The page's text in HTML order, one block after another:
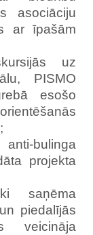
asociāciju
ar īpašām
uz
PISMO
esošo
bulinga
projekta
saņēma
piedalījās
veicināja